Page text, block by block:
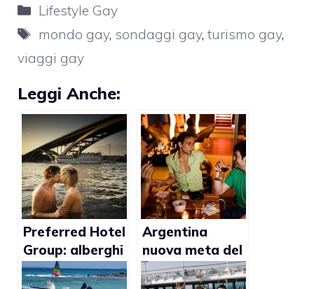
Categorie
Lifestyle Gay
Tag
mondo gay, sondaggi gay,turismo gay,
viaggi gay
Leggi Anche:
Preferred Hotel
Group: alberghi
a misura di gay
Argentina
nuova meta del
turismo gay?